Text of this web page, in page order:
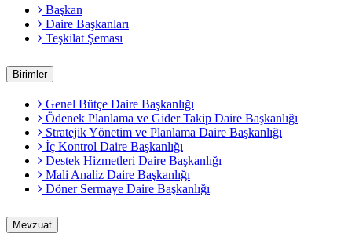
Başkan
Daire Başkanları
Teşkilat Şeması
Birimler
Genel Bütçe Daire Başkanlığı
Ödenek Planlama ve Gider Takip Daire Başkanlığı
Stratejik Yönetim ve Planlama Daire Başkanlığı
İç Kontrol Daire Başkanlığı
Destek Hizmetleri Daire Başkanlığı
Mali Analiz Daire Başkanlığı
Döner Sermaye Daire Başkanlığı
Mevzuat